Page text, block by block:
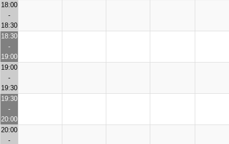
18:00
-
18:30
18:30
-
19:00
19:00
-
19:30
19:30
-
20:00
20:00
-